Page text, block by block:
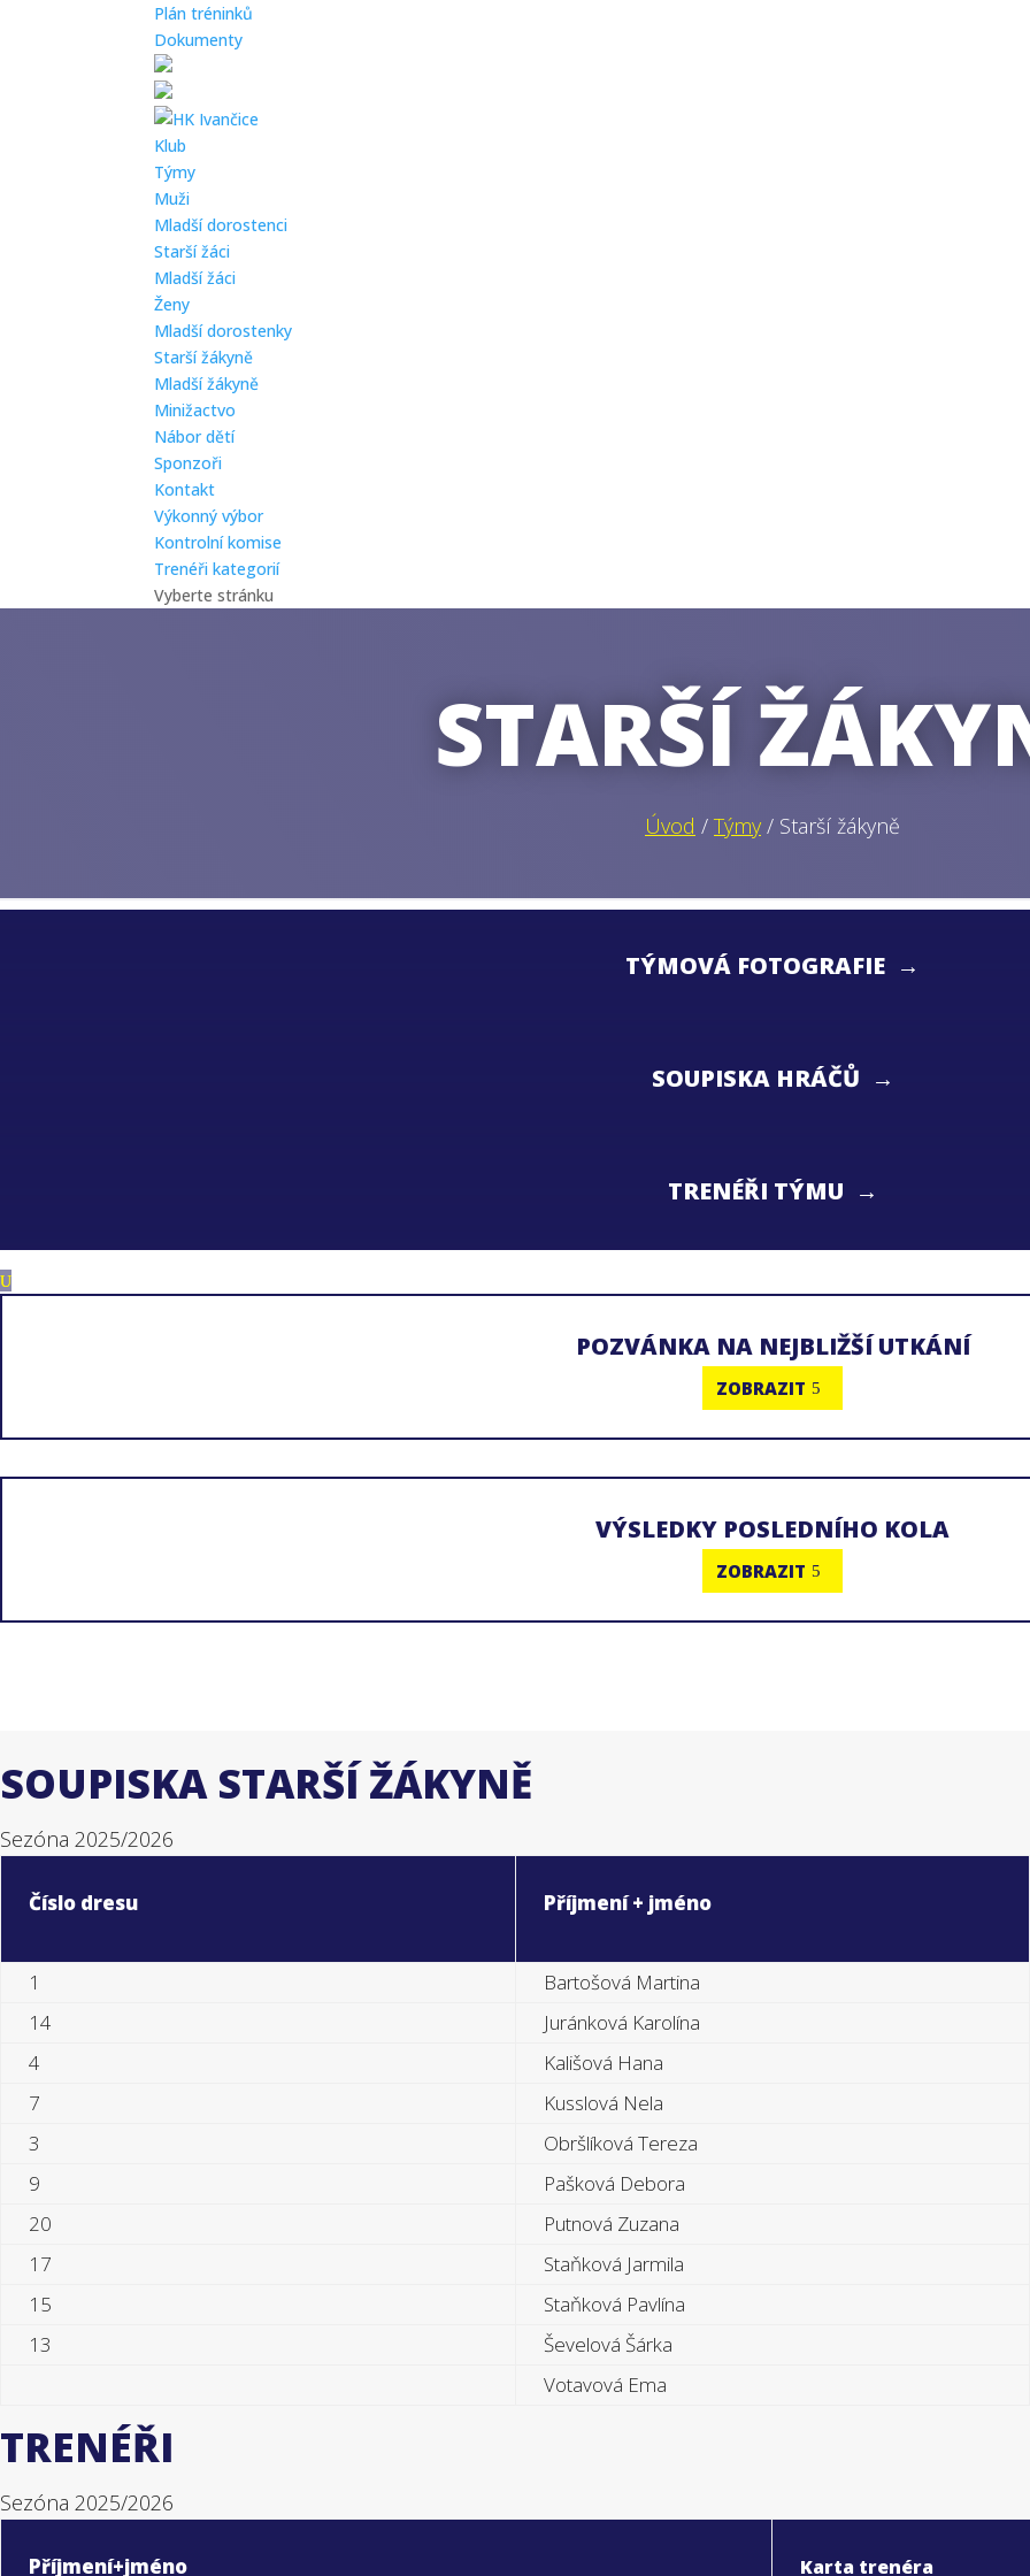
Plán tréninků
Dokumenty
Klub
Týmy
Muži
Mladší dorostenci
Starší žáci
Mladší žáci
Ženy
Mladší dorostenky
Starší žákyně
Mladší žákyně
Minižactvo
Nábor dětí
Sponzoři
Kontakt
Výkonný výbor
Kontrolní komise
Trenéři kategorií
Vyberte stránku
STARŠÍ
Úvod / Týmy / Starší žákyně
TÝMOVÁ FOTOGRAFIE →
SOUPISKA HRÁČŮ →
TRENÉŘI TÝMU →
POZVÁNKA NA NEJBLIŽŠÍ UTKÁNÍ
ZOBRAZIT
VÝSLEDKY POSLEDNÍHO KOLA
ZOBRAZIT
SOUPISKA STARŠÍ ŽÁKYNĚ
Sezóna 2025/2026
Číslo dresu Příjmení + jméno
1
Bartošová Martina
14
Juránková Karolína
4
Kališová Hana
7
Kusslová Nela
3
Obršlíková Tereza
9
Pašková Debora
20
Putnová Zuzana
17
Staňková Jarmila
15
Staňková Pavlína
13
Ševelová Šárka
Votavová Ema
TRENÉŘI
Sezóna 2025/2026
Příjmení+jméno Karta trenéra